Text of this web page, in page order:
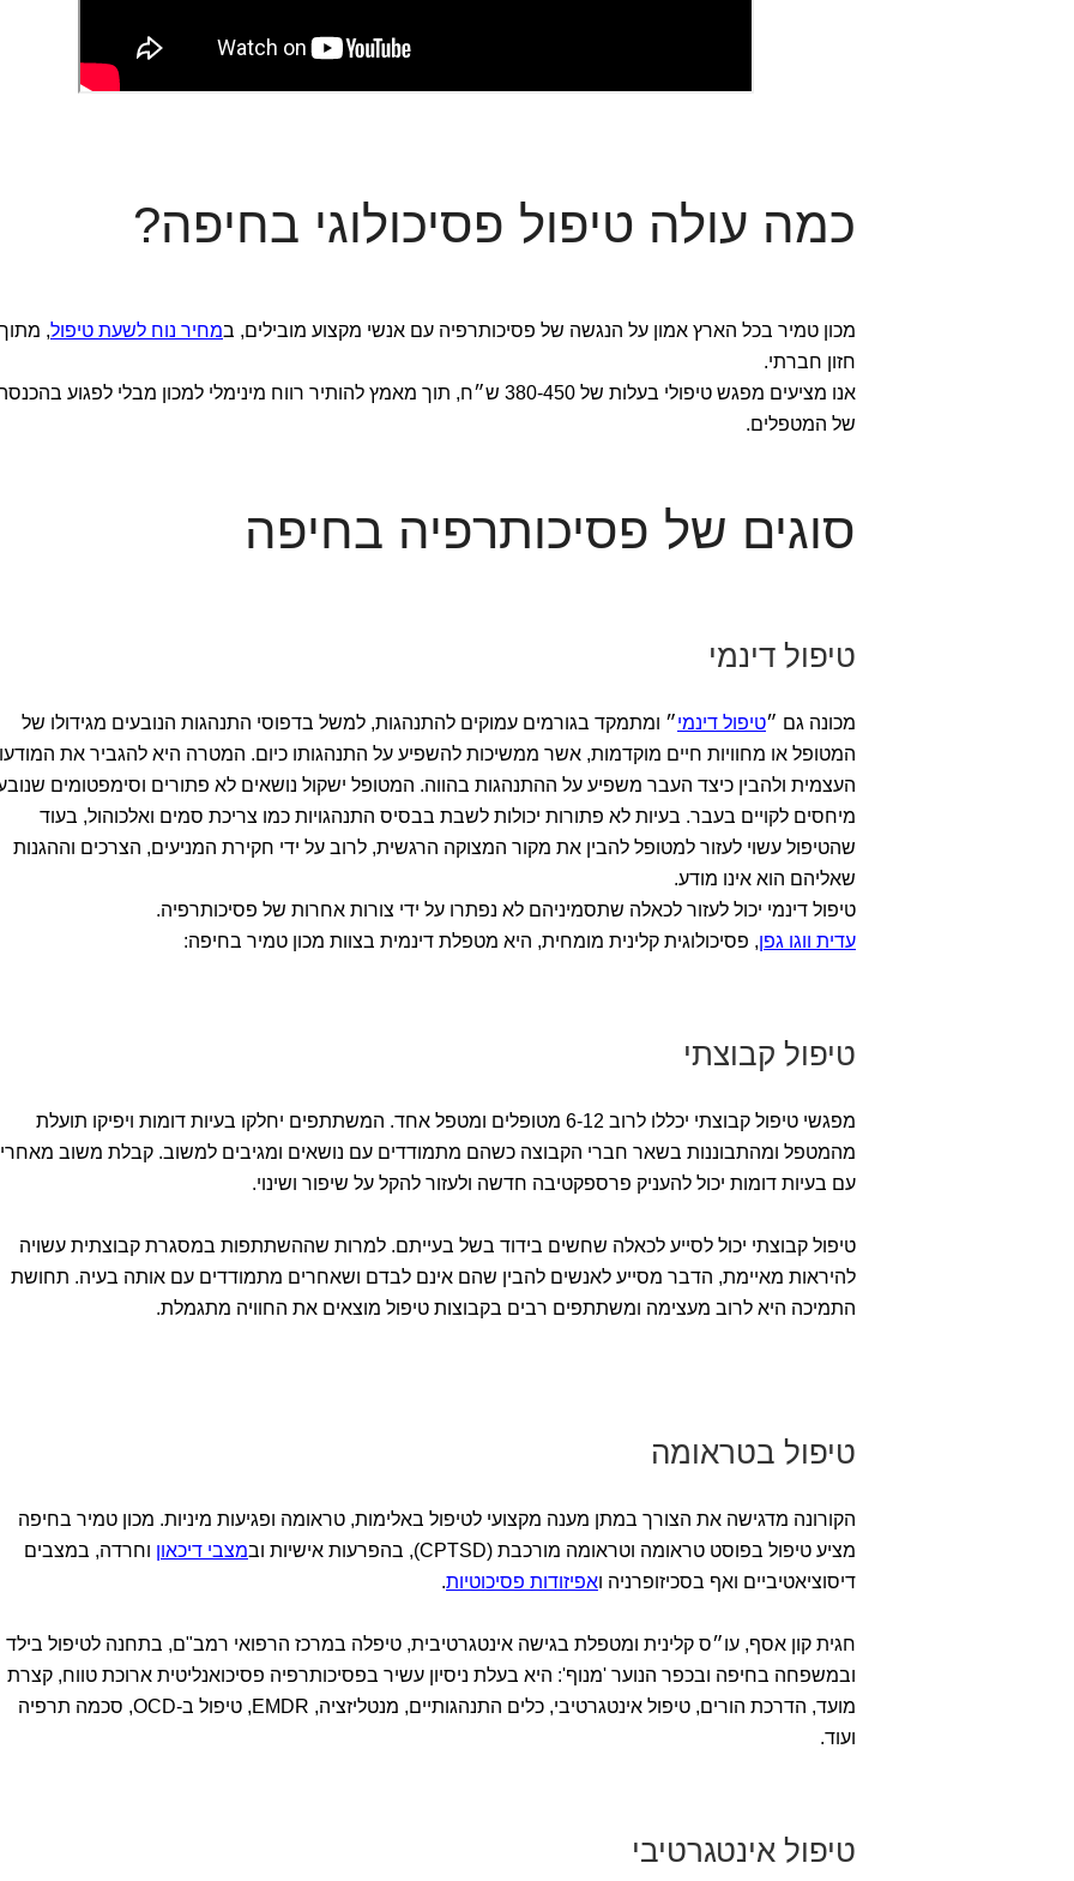
כמה עולה טיפול פסיכולוגי בחיפה?
מכון טמיר בכל הארץ אמון על הנגשה של פסיכותרפיה עם אנשי מקצוע מובילים, במחיר נוח לשעת טיפול, מתוך
חזון חברתי.
אנו מציעים מפגש טיפולי בעלות של 380-450 ש״ח, תוך מאמץ להותיר רווח מינימלי למכון מבלי לפגוע
של המטפלים.
סוגים של פסיכותרפיה בחיפה
טיפול דינמי
מכונה גם ״טיפול דינמי״ ומתמקד בגורמים עמוקים להתנהגות, למשל בדפוסי התנהגות הנובעים מגידולו של
המטופל או מחוויות חיים מוקדמות, אשר ממשיכות להשפיע על התנהגותו כיום. המטרה היא להגביר את
העצמית ולהבין כיצד העבר משפיע על ההתנהגות בהווה. המטופל ישקול נושאים לא פתורים וסימפטומים
מיחסים לקויים בעבר. בעיות לא פתורות יכולות לשבת בבסיס התנהגויות כמו צריכת סמים ואלכוהול, בעוד
שהטיפול עשוי לעזור למטופל להבין את מקור המצוקה הרגשית, לרוב על ידי חקירת המניעים, הצרכים וההגנות
שאליהם הוא אינו מודע.
טיפול דינמי יכול לעזור לכאלה שתסמיניהם לא נפתרו על ידי צורות אחרות של פסיכותרפיה.
עדית ווגו גפן, פסיכולוגית קלינית מומחית, היא מטפלת דינמית בצוות מכון טמיר בחיפה:
טיפול קבוצתי
מפגשי טיפול קבוצתי יכללו לרוב 6-12 מטופלים ומטפל אחד. המשתתפים יחלקו בעיות דומות ויפיקו תועלת
מהמטפל ומהתבוננות בשאר חברי הקבוצה כשהם מתמודדים עם נושאים ומגיבים למשוב. קבלת משוב
עם בעיות דומות יכול להעניק פרספקטיבה חדשה ולעזור להקל על שיפור ושינוי.
טיפול קבוצתי יכול לסייע לכאלה שחשים בידוד בשל בעייתם. למרות שההשתתפות במסגרת קבוצתית עשויה
להיראות מאיימת, הדבר מסייע לאנשים להבין שהם אינם לבדם ושאחרים מתמודדים עם אותה בעיה. תחושת
התמיכה היא לרוב מעצימה ומשתתפים רבים בקבוצות טיפול מוצאים את החוויה מתגמלת.
טיפול בטראומה
הקורונה מדגישה את הצורך במתן מענה מקצועי לטיפול באלימות, טראומה ופגיעות מיניות. מכון טמיר בחיפה
מציע טיפול בפוסט טראומה וטראומה מורכבת (CPTSD), בהפרעות אישיות וב
מצבי דיכאון וחרדה, במצבים
דיסוציאטיביים ואף בסכיזופרניה ואפיזודות פסיכוטיות.
חגית קון אסף, עו״ס קלינית ומטפלת בגישה אינטגרטיבית, טיפלה במרכז הרפואי רמב"ם, בתחנה לטיפול בילד
ובמשפחה בחיפה ובכפר הנוער 'מנוף': היא בעלת ניסיון עשיר בפסיכותרפיה פסיכואנליטית ארוכת טווח, קצרת
מועד, הדרכת הורים, טיפול אינטגרטיבי, כלים התנהגותיים, מנטליזציה, EMDR, טיפול ב-OCD, סכמה תרפיה
ועוד.
טיפול אינטגרטיבי